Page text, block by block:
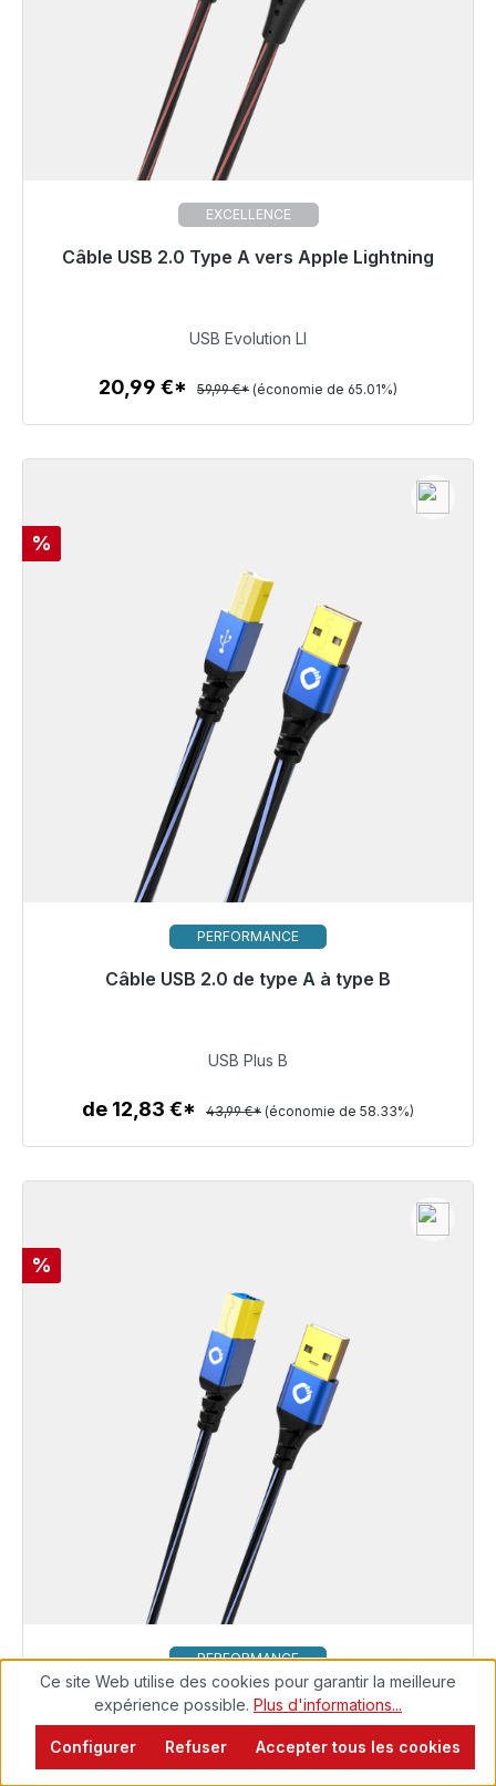
EXCELLENCE
Câble USB 2.0 Type A vers Apple Lightning
Prêt à être expédié, délai de livraison 48h*
Détails
USB Evolution LI
20,99 €* 59,99 €* (économie de 65.01%)
Réduction
%
PERFORMANCE
Câble USB 2.0 de type A à type B
Prêt à être expédié, délai de livraison 48h*
Détails
USB Plus B
de 12,83 €* 43,99 €* (économie de 58.33%)
Réduction
%
PERFORMANCE
Câble USB 3.2 Gen 2 type A vers type B
Prêt à être expédié, délai de livraison 48h*
7,00 €
USB Plus B3
Ce site Web utilise des cookies pour garantir la meilleure
expérience possible. Plus d'informations...
Refuser
Configurer Accepter tous les cookies